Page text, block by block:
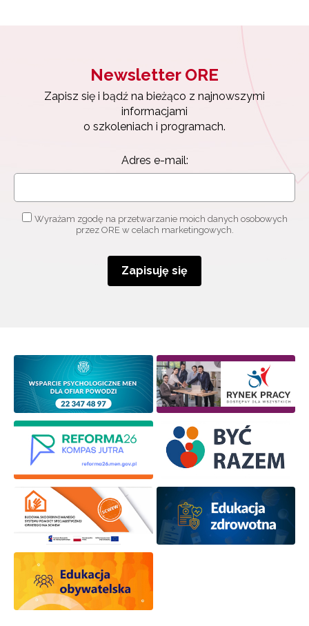
Newsletter ORE
Zapisz się i bądź na bieżąco z najnowszymi
informacjami
o szkoleniach i programach.
Adres e-mail:
Wyrażam zgodę na przetwarzanie moich danych osobowych
przez ORE w celach marketingowych.
Zapisuję się